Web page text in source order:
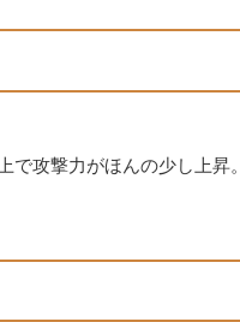
で攻撃力がほんの少し上昇。